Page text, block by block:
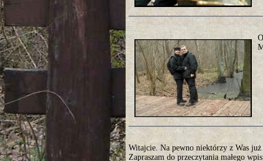
Witajcie. Na pewno niektórzy z Was
Zapraszam do przeczytania małego